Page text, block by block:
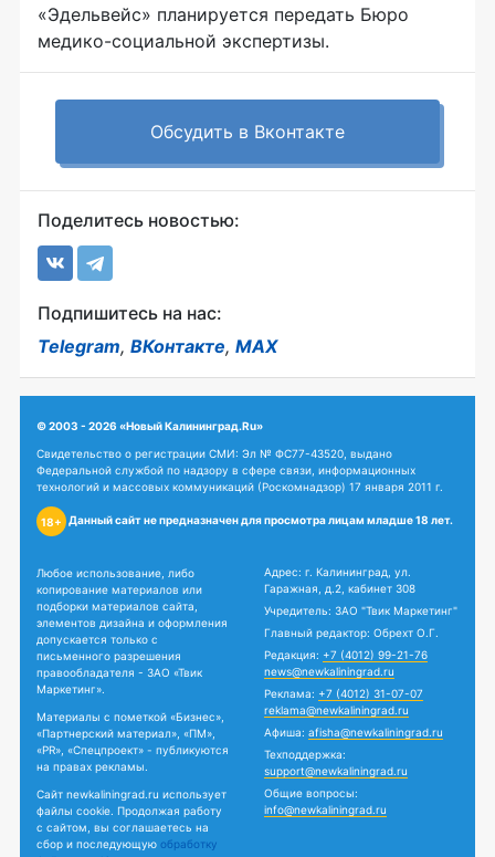
«Эдельвейс» планируется передать Бюро
медико-социальной экспертизы.
Обсудить в Вконтакте
Поделитесь новостью:
Подпишитесь на нас:
Telegram, ВКонтакте, MAX
© 2003 - 2026 «Новый Калининград.Ru»
Свидетельство о регистрации СМИ: Эл № ФС77-43520, выдано
Федеральной службой по надзору в сфере связи, информационных
технологий и массовых коммуникаций (Роскомнадзор) 17 января 2011 г.
18+ Данный сайт не предназначен для просмотра лицам младше 18 лет.
Любое использование, либо
копирование материалов или
подборки материалов сайта,
элементов дизайна и оформления
допускается только с
письменного разрешения
правообладателя - ЗАО «Твик
Маркетинг».
Материалы с пометкой «Бизнес»,
«Партнерский материал», «ПМ»,
«PR», «Спецпроект» - публикуются
на правах рекламы.
Сайт newkaliningrad.ru использует
файлы cookie. Продолжая работу
с сайтом, вы соглашаетесь на
сбор и последующую обработку
Адрес: г. Калининград, ул.
Гаражная, д.2, кабинет 308
Учредитель: ЗАО "Твик Маркетинг"
Главный редактор: Обрехт О.Г.
Редакция: +7 (4012) 99-21-76
news@newkaliningrad.ru
Реклама: +7 (4012) 31-07-07
reklama@newkaliningrad.ru
Афиша: afisha@newkaliningrad.ru
Техподдержка:
support@newkaliningrad.ru
Общие вопросы:
info@newkaliningrad.ru